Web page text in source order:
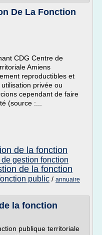
De La Fonction
CDG Centre de
Amiens
reproductibles et
privée ou
cependant de faire
(source :...
de la fonction
gestion fonction
de la fonction
public / annuaire
la fonction
publique territoriale